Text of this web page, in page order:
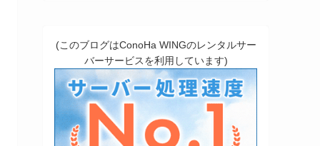
(このブログはConoHa WINGのレンタルサー
バーサービスを利用しています)